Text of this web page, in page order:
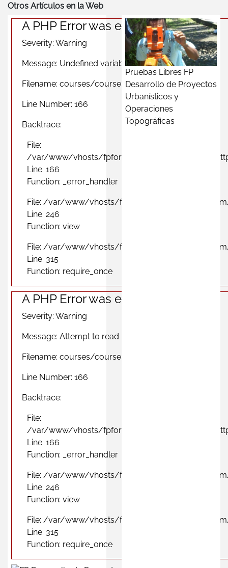
Otros Artículos en la Web
A PHP Error was encountered
Severity: Warning
Message: Undefined variable $photomas
Filename: courses/course_province_view.php
Line Number: 166
Backtrace:
File:
/var/www/vhosts/fpformacionprofesional.com/
Line: 166
Function: _error_handler
File: /var/www/vhosts/
Line: 246
Function: view
File: /var/www/vhosts/
Line: 315
Function: require_once
A PHP Error was encountered
Severity: Warning
Message: Attempt to read property "photo" on null
Filename: courses/course_province_view.php
Line Number: 166
Backtrace:
File:
/var/www/vhosts/fpformacionprofesional.com/
Line: 166
Function: _error_handler
File: /var/www/vhosts/
Line: 246
Function: view
File: /var/www/vhosts/
Line: 315
Function: require_once
Pruebas Libres FP
Desarrollo de Proyectos
Urbanísticos y
Operaciones
Topográficas